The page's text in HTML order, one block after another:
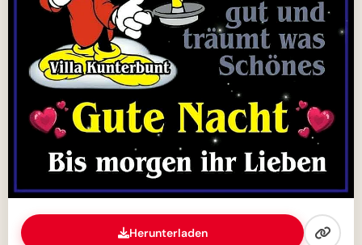
Herunterladen